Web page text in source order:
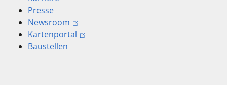
Presse
Newsroom
Kartenportal
Baustellen